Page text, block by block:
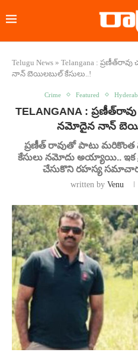
Telugu News » Telangana :
నాన్ బెయిలబుల్ కేసులు..!
Crime Featured
TELANGANA : ప్రణీత్‌రావు
నమోదైన నాన్
ప్రణీత్ రావుతో పాటు
కేసులు నమోదు అయ్యాయి.. ఇక
చేసుకొని రహస్య సమాచారం
written by Venu